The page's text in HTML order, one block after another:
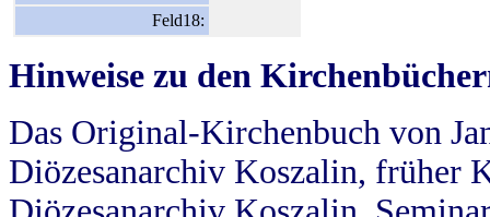
Feld18:
Hinweise zu den
Das Original-Kirchenbuch von
Diözesanarchiv Koszalin, früher